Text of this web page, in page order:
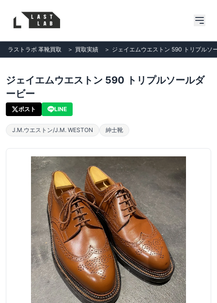
ラストラボ 革靴買取 ＞ 買取実績 ＞ ジェイエムウエストン 590 トリプルソ
ジェイエムウエストン 590 トリプルソールダ
ービー
ポスト LINE
J.M.ウエストン/J.M. WESTON 紳士靴